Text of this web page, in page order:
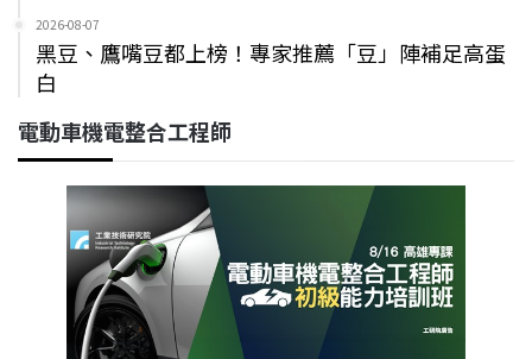
2026-08-07
黑豆、鷹嘴豆都上榜！專家推薦「豆」陣補足高蛋
白
電動車機電整合工程師